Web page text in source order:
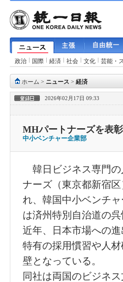
政治 国際 経済 社会 文化 芸能・
ホーム > ニュース > 経済
2026年02月17日 09:33
MHパートナーズを表彰
中小ベンチャー企業部
韓日ビジネス専門の
ナーズ（東京都新宿
れ、韓国中小ベンチ
は済州特別自治道の呉
近年、日本市場への
特有の採用慣習や人
壁となっている。
同社は両国のビジネ